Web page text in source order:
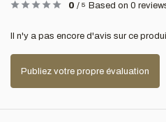
0 / 5 Based on 0
Il n'y a pas encore d'avis sur ce
Publiez votre propre évaluation